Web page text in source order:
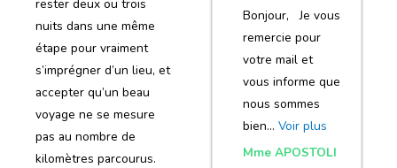
rester deux ou trois
nuits dans une même
étape pour vraiment
s’imprégner d’un lieu, et
accepter qu’un beau
voyage ne se mesure
pas au nombre de
kilomètres parcourus.
Bonjour, Je vous
remercie pour
votre mail et
vous informe que
nous sommes
bien… Voir plus
Mme APOSTOLI